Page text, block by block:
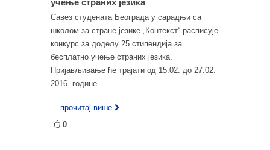
учење страних језика
Савез студената Београда у сарадњи са
школом за стране језике „Контекст“ расписује
конкурс за доделу 25 стипендија за
бесплатнo учење страних језика.
Пријављивање ће трајати од 15.02. до 27.02.
2016. године.
... прочитај више
0